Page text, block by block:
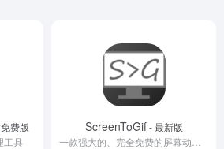
费版
工具
ScreenToGif- 最新版